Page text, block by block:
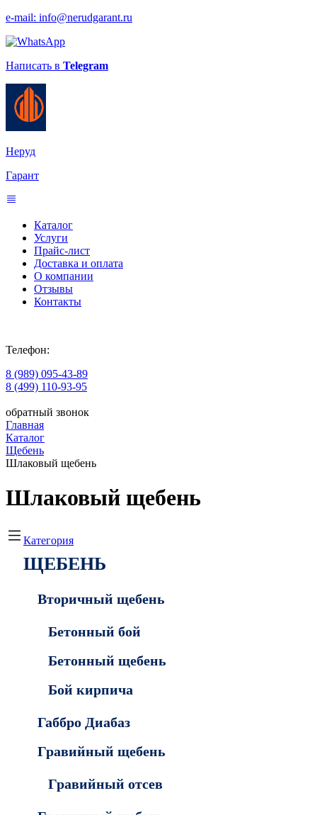
e-mail: info@nerudgarant.ru
Написать в Telegram
Неруд
Гарант
Каталог
Услуги
Прайс-лист
Доставка и оплата
О компании
Отзывы
Контакты
Телефон:
8 (989) 095-43-89
8 (499) 110-93-95
обратный звонок
Главная
Каталог
Щебень
Шлаковый щебень
Шлаковый щебень
Категория
ЩЕБЕНЬ
Вторичный щебень
Бетонный бой
Бетонный щебень
Бой кирпича
Габбро Диабаз
Гравийный щебень
Гравийный отсев